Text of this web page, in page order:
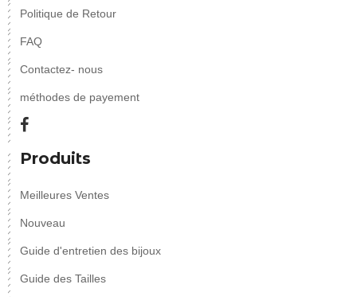
Politique de Retour
FAQ
Contactez- nous
méthodes de payement
Produits
Meilleures Ventes
Nouveau
Guide d'entretien des bijoux
Guide des Tailles